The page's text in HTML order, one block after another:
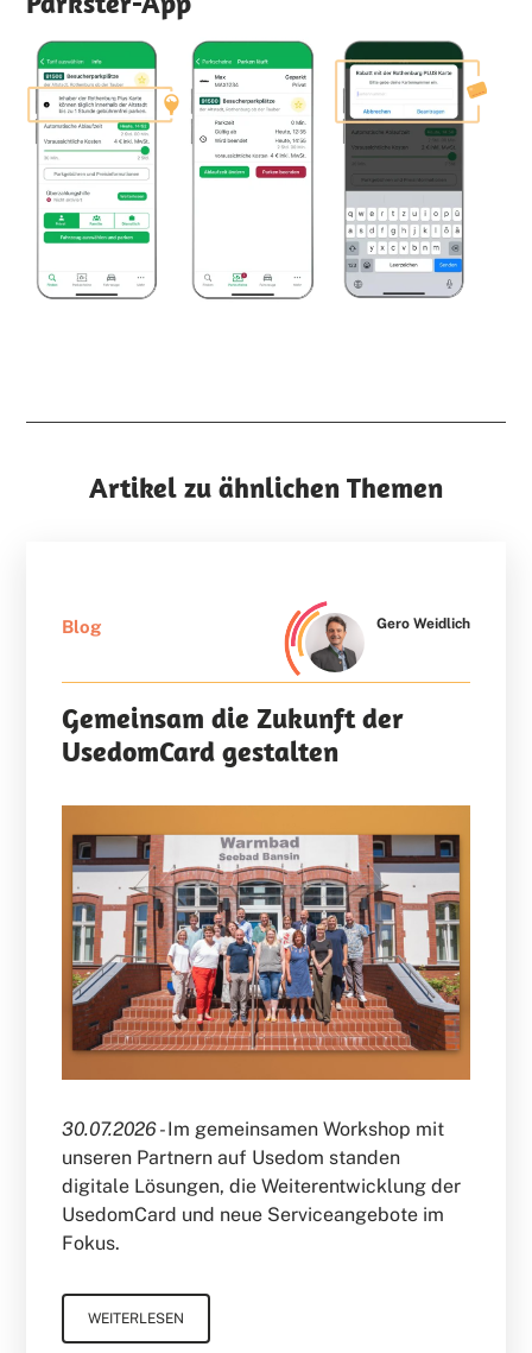
Artikel zu ähnlichen Themen
Blog Gero Weidlich
Gemeinsam die Zukunft der
UsedomCard gestalten
30.07.2026 -Im gemeinsamen Workshop mit
unseren Partnern auf Usedom standen
digitale Lösungen, die Weiterentwicklung der
UsedomCard und neue Serviceangebote im
Fokus.
WEITERLESEN